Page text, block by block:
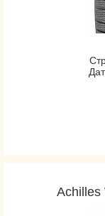
Achilles